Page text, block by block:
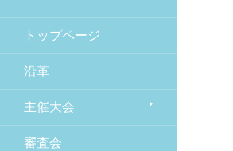
トップページ
沿革
主催大会
審査会